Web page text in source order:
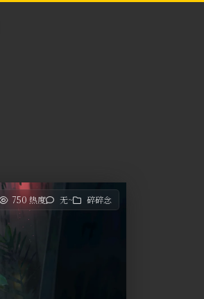
750 热度 无~ 碎碎念